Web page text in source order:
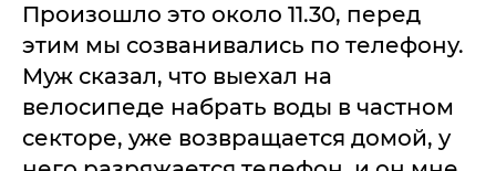
Произошло это около 11.30, перед
этим мы созванивались по телефону.
Муж сказал, что выехал на
велосипеде набрать воды в частном
секторе, уже возвращается домой, у